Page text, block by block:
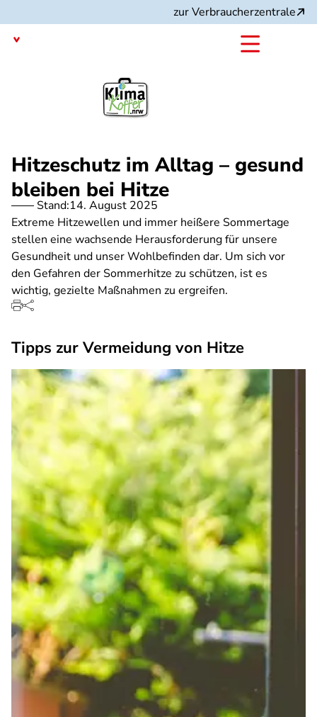
zum
Inhalt
zur Verbraucherzentrale
Hitzeschutz im Alltag – gesund
bleiben bei Hitze
Stand:14. August 2025
Extreme Hitzewellen und immer heißere Sommertage
stellen eine wachsende Herausforderung für unsere
Gesundheit und unser Wohlbefinden dar. Um sich vor
den Gefahren der Sommerhitze zu schützen, ist es
wichtig, gezielte Maßnahmen zu ergreifen.
Tipps zur Vermeidung von Hitze